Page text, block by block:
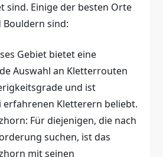
sind. Einige der besten Orte
sind:
Gebiet bietet eine
Auswahl an Kletterrouten
und ist
erfahrenen Kletterern beliebt.
Für diejenigen, die nach
suchen, ist das
mit seinen